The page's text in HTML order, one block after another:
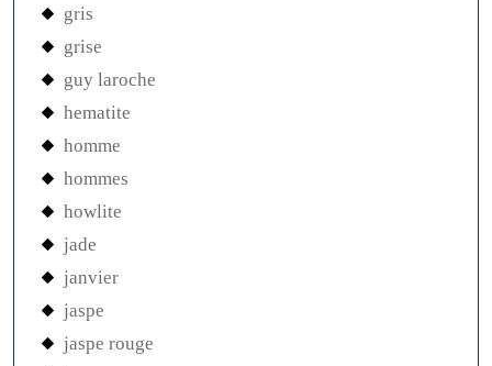
gris
grise
guy laroche
hematite
homme
hommes
howlite
jade
janvier
jaspe
jaspe rouge